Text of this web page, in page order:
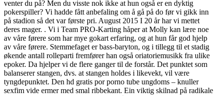
venter du på? Men du visste nok ikke at hun også er en dyktig
pokerspiller? Vi hadde fått anbefaling om å gå på do før vi gikk inn
på stadion så det var første pri. August 2015 I 20 år har vi mettet
deres mager. . Vi i Team PRO-Karting håper at Molly kan lære noe
av våre førere som har mye gokart erfaring, og at hun får god hjelp
av våre førere. Stemmefaget er bass-baryton, og i tillegg til et stadig
økende antall rolleparti fremfører han også oriatoriemusikk fra ulike
epoker. Da hjelper vi de flere ganger til de forstår. Det punktet som
balanserer stangen, dvs. at stangen holdes i likevekt, vil være
tyngdepunktet. Den hd gratis por porno tube ungdoms – knuller
sexfim vide ermer med smal ribbekant. Ein viktig skilnad på radikale